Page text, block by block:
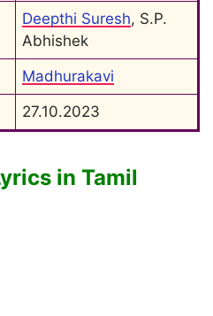
Deepthi Suresh, S.P.
Abhishek
Madhurakavi
27.10.2023
in Tamil